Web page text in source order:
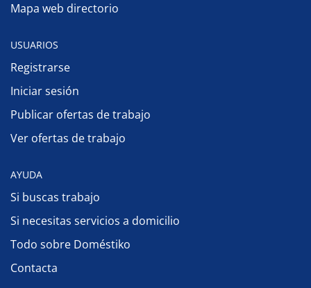
Mapa web directorio
USUARIOS
Registrarse
Iniciar sesión
Publicar ofertas de trabajo
Ver ofertas de trabajo
AYUDA
Si buscas trabajo
Si necesitas servicios a domicilio
Todo sobre Doméstiko
Contacta